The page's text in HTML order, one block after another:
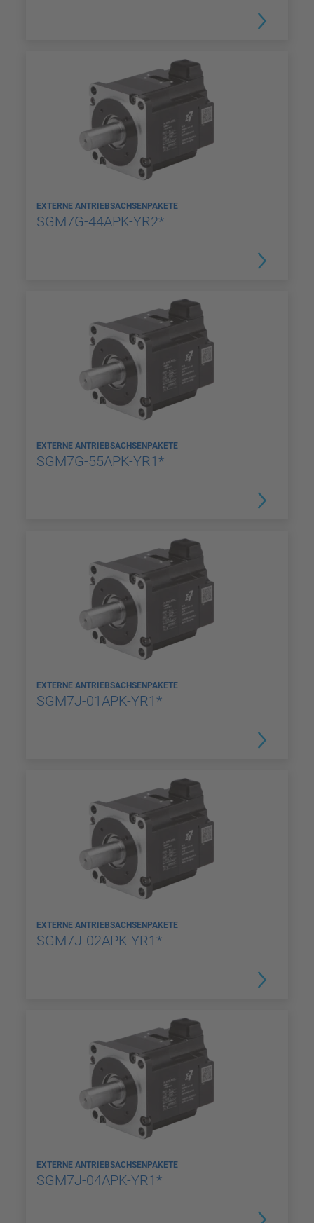
EXTERNE ANTRIEBSACHSENPAKETE
SGM7G-44APK-YR2*
EXTERNE ANTRIEBSACHSENPAKETE
SGM7G-55APK-YR1*
EXTERNE ANTRIEBSACHSENPAKETE
SGM7J-01APK-YR1*
EXTERNE ANTRIEBSACHSENPAKETE
SGM7J-02APK-YR1*
EXTERNE ANTRIEBSACHSENPAKETE
SGM7J-04APK-YR1*